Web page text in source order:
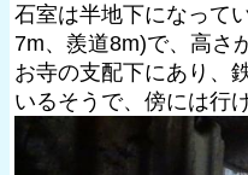
石室は半地下になって
7m、羨道8m)で、高さ
お寺の支配下にあり、
いるそうで、傍には行